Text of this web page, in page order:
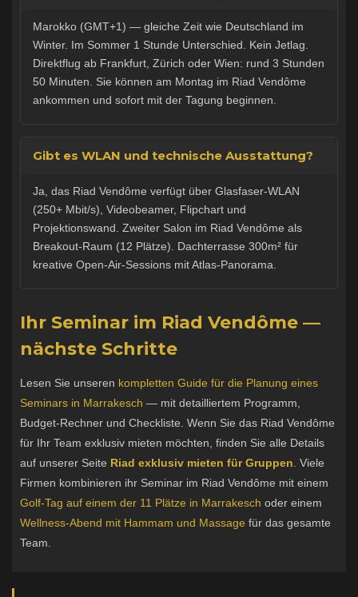
Marokko (GMT+1) — gleiche Zeit wie Deutschland im
Winter. Im Sommer 1 Stunde Unterschied. Kein Jetlag.
Direktflug ab Frankfurt, Zürich oder Wien: rund 3 Stunden
50 Minuten. Sie können am Montag im Riad Vendôme
ankommen und sofort mit der Tagung beginnen.
Gibt es WLAN und technische Ausstattung?
Ja, das Riad Vendôme verfügt über Glasfaser-WLAN
(250+ Mbit/s), Videobeamer, Flipchart und
Projektionswand. Zweiter Salon im Riad Vendôme als
Breakout-Raum (12 Plätze). Dachterrasse 300m² für
kreative Open-Air-Sessions mit Atlas-Panorama.
Ihr Seminar im Riad Vendôme —
nächste Schritte
Lesen Sie unseren kompletten Guide für die Planung eines
Seminars in Marrakesch — mit detailliertem Programm,
Budget-Rechner und Checkliste. Wenn Sie das Riad Vendôme
für Ihr Team exklusiv mieten möchten, finden Sie alle Details
auf unserer Seite Riad exklusiv mieten für Gruppen. Viele
Firmen kombinieren ihr Seminar im Riad Vendôme mit einem
Golf-Tag auf einem der 11 Plätze in Marrakesch oder einem
Wellness-Abend mit Hammam und Massage für das gesamte
Team.